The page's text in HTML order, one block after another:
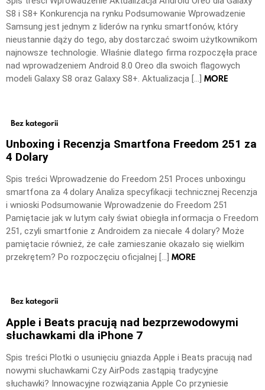
S8 i S8+ Konkurencja na rynku Podsumowanie Wprowadzenie
Samsung jest jednym z liderów na rynku smartfonów, który
nieustannie dąży do tego, aby dostarczać swoim użytkownikom
najnowsze technologie. Właśnie dlatego firma rozpoczęła prace
nad wprowadzeniem Android 8.0 Oreo dla swoich flagowych
modeli Galaxy S8 oraz Galaxy S8+. Aktualizacja […] MORE
Bez kategorii
Unboxing i Recenzja Smartfona Freedom 251 za
4 Dolary
Spis treści Wprowadzenie do Freedom 251 Proces unboxingu
smartfona za 4 dolary Analiza specyfikacji technicznej Recenzja
i wnioski Podsumowanie Wprowadzenie do Freedom 251
Pamiętacie jak w lutym cały świat obiegła informacja o Freedom
251, czyli smartfonie z Androidem za niecałe 4 dolary? Może
pamiętacie również, że całe zamieszanie okazało się wielkim
przekrętem? Po rozpoczęciu oficjalnej […] MORE
Bez kategorii
Apple i Beats pracują nad bezprzewodowymi
słuchawkami dla iPhone 7
Spis treści Plotki o usunięciu gniazda Apple i Beats pracują nad
nowymi słuchawkami Czy AirPods zastąpią tradycyjne
słuchawki? Innowacyjne rozwiązania Apple Co przyniesie